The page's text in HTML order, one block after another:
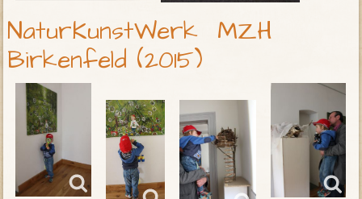
NaturKunstWerk MZH
Birkenfeld (2015)